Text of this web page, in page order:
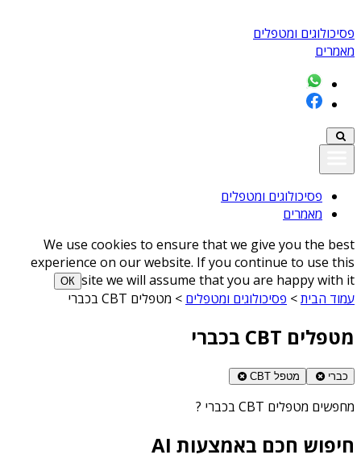
פסיכולוגים ומטפלים
מאמרים
פסיכולוגים ומטפלים
מאמרים
We use cookies to ensure that we give you the best
experience on our website. If you continue to use this
site we will assume that you are happy with it
ОК
עמוד הבית> פסיכולוגים ומטפלים > מטפלים CBT בכברי
מטפלים CBT בכברי
כברי מטפל CBT
מחפשים מטפלים CBT בכברי ?
חיפוש חכם באמצעות AI